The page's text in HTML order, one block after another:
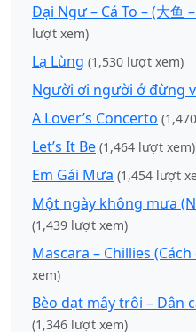
Đại Ngư – Cá To – (大鱼
lượt xem)
Lạ Lùng (1,530 lượt xem)
Người ơi người ở đừng
A Lover’s Concerto
Let’s It Be (1,464 lượt xem)
Em Gái Mưa (1,454 lượt
Một ngày không mưa
(1,439 lượt xem)
Mascara – Chillies
xem)
Bèo dạt mây trôi – Dân
(1,346 lượt xem)